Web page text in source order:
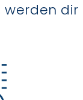
werden